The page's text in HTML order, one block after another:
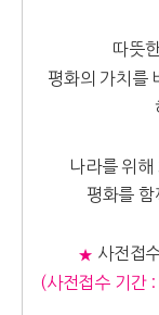
따뜻
평화의 가치를
나라를 위해
평화를 함
★ 사전접
(사전접수 기